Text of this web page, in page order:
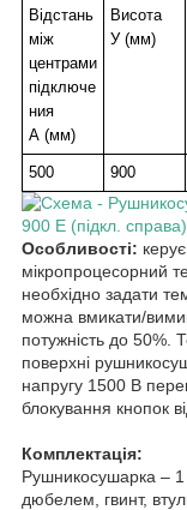
Відстань
між
центрами
підключе
ния
А (мм)
Висота
У (мм)
500 900
Особливості:
мікропроцесорний
необхідно задати
можна вмикати/
потужність до 50%.
поверхні
напругу 1500 В
блокування кнопок
Комплектація:
Рушникосушарка –
дюбелем, гвинт,